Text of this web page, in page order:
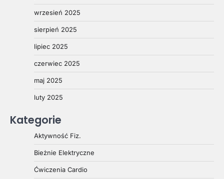
wrzesień 2025
sierpień 2025
lipiec 2025
czerwiec 2025
maj 2025
luty 2025
Kategorie
Aktywność Fiz.
Bieżnie Elektryczne
Ćwiczenia Cardio